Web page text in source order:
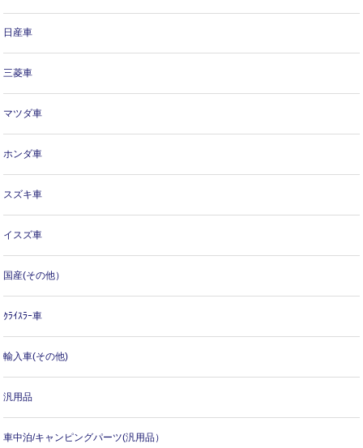
日産車
三菱車
マツダ車
ホンダ車
スズキ車
イスズ車
国産(その他）
ｸﾗｲｽﾗｰ車
輸入車(その他)
汎用品
車中泊/キャンピングパーツ(汎用品）